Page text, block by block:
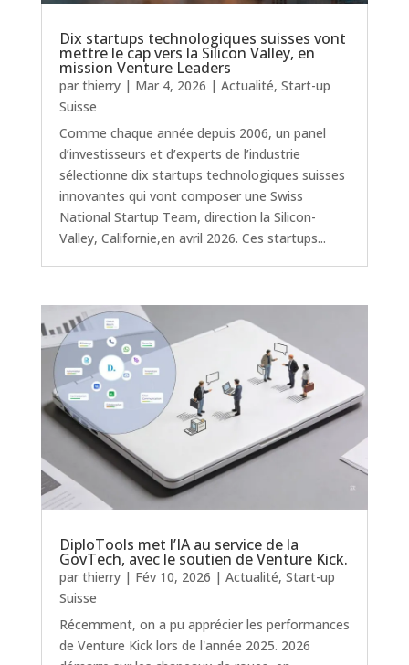
Dix startups technologiques suisses vont
mettre le cap vers la Silicon Valley, en
mission Venture Leaders
par thierry| Mar 4, 2026 | Actualité, Start-up
Suisse
Comme chaque année depuis 2006, un panel
d’investisseurs et d’experts de l’industrie
sélectionne dix startups technologiques suisses
innovantes qui vont composer une Swiss
National Startup Team, direction la Silicon-
Valley, Californie,en avril 2026. Ces startups...
DiploTools met l’IA au service de la
GovTech, avec le soutien de Venture Kick.
par thierry| Fév 10, 2026 | Actualité, Start-up
Suisse
Récemment, on a pu apprécier les performances
de Venture Kick lors de l'année 2025. 2026